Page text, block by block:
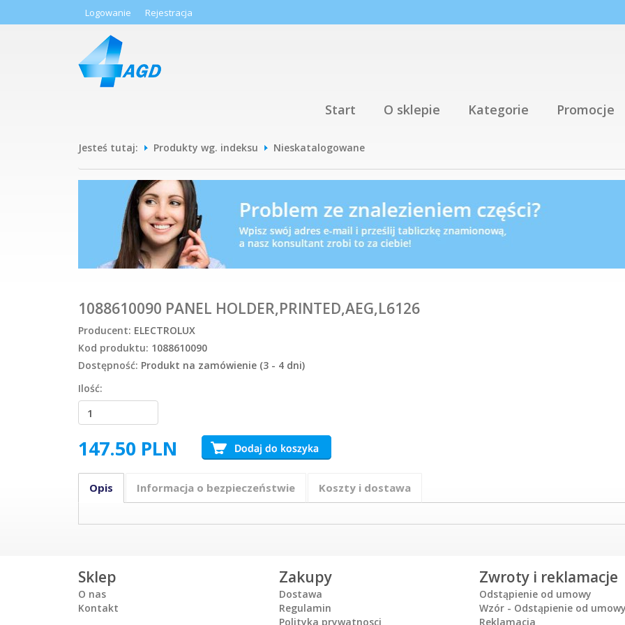
Logowanie Rejestracja
Start O sklepie Kategorie Promocje
Jesteś tutaj: Produkty wg. indeksu Nieskatalogowane
1088610090 PANEL HOLDER,PRINTED,AEG,L6126
Producent: ELECTROLUX
Kod produktu: 1088610090
Dostępność: Produkt na zamówienie (3 - 4 dni)
Ilość:
147.50 PLN
Opis Informacja o bezpieczeństwie Koszty i dostawa
Sklep
O nas
Kontakt
Zakupy
Dostawa
Regulamin
Polityka prywatnosci
Zwroty i reklamacje
Odstąpienie od umowy
Wzór - Odstąpienie od
Reklamacja